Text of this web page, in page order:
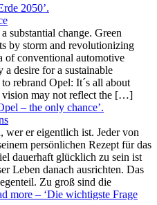
2050’.
substantial change. Green
by storm and revolutionizing
of conventional automotive
a desire for a sustainable
rebrand Opel: It´s all about
vision may not reflect the […]
– the only chance’.
wer er eigentlich ist. Jeder von
persönlichen Rezept für das
dauerhaft glücklich zu sein ist
Leben danach ausrichten. Das
Zu groß sind die
more – ‘Die wichtigste Frage